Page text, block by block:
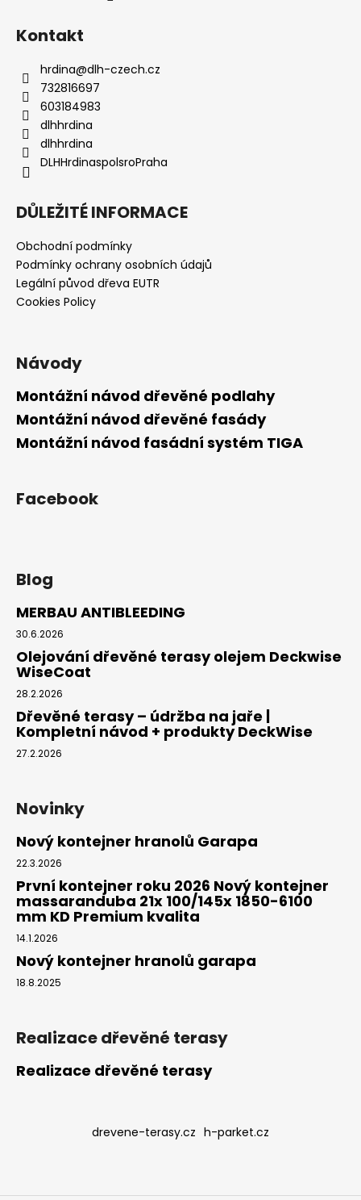
Kontakt
hrdina@dlh-czech.cz
732816697
603184983
dlhhrdina
dlhhrdina
DLHHrdinaspolsroPraha
DŮLEŽITÉ INFORMACE
Obchodní podmínky
Podmínky ochrany osobních údajů
Legální původ dřeva EUTR
Cookies Policy
Návody
Montážní návod dřevěné podlahy
Montážní návod dřevěné fasády
Montážní návod fasádní systém TIGA
Facebook
Blog
MERBAU ANTIBLEEDING
30.6.2026
Olejování dřevěné terasy olejem Deckwise
WiseCoat
28.2.2026
Dřevěné terasy – údržba na jaře |
Kompletní návod + produkty DeckWise
27.2.2026
Novinky
Nový kontejner hranolů Garapa
22.3.2026
První kontejner roku 2026 Nový kontejner
massaranduba 21x 100/145x 1850-6100
mm KD Premium kvalita
14.1.2026
Nový kontejner hranolů garapa
18.8.2025
Realizace dřevěné terasy
Realizace dřevěné terasy
drevene-terasy.cz h-parket.cz